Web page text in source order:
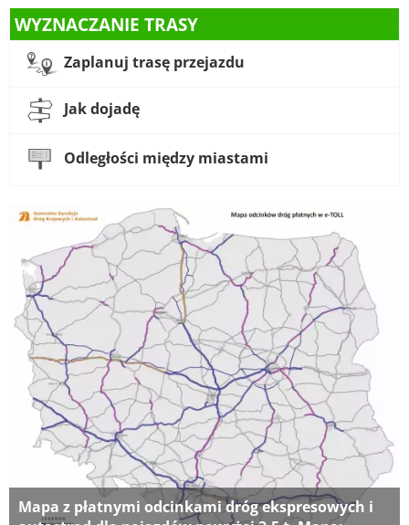
WYZNACZANIE TRASY
Zaplanuj trasę przejazdu
Jak dojadę
Odległości między miastami
Mapa z płatnymi odcinkami dróg ekspresowych i